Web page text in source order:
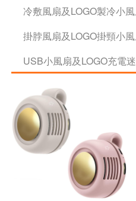
冷敷風扇及LOGO製冷小
掛脖風扇及LOGO掛頸小
USB小風扇及LOGO充電